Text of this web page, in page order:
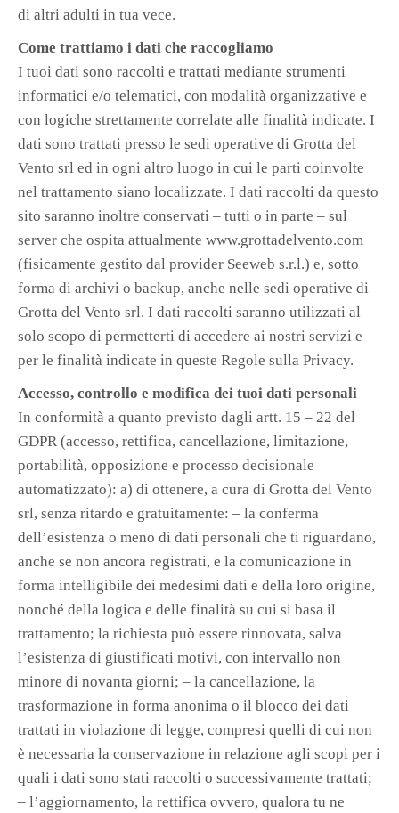
di altri adulti in tua vece.
Come trattiamo i dati che raccogliamo
I tuoi dati sono raccolti e trattati mediante strumenti
informatici e/o telematici, con modalità organizzative e
con logiche strettamente correlate alle finalità indicate. I
dati sono trattati presso le sedi operative di Grotta del
Vento srl ed in ogni altro luogo in cui le parti coinvolte
nel trattamento siano localizzate. I dati raccolti da questo
sito saranno inoltre conservati – tutti o in parte – sul
server che ospita attualmente www.grottadelvento.com
(fisicamente gestito dal provider Seeweb s.r.l.) e, sotto
forma di archivi o backup, anche nelle sedi operative di
Grotta del Vento srl. I dati raccolti saranno utilizzati al
solo scopo di permetterti di accedere ai nostri servizi e
per le finalità indicate in queste Regole sulla Privacy.
Accesso, controllo e modifica dei tuoi dati personali
In conformità a quanto previsto dagli artt. 15 – 22 del
GDPR (accesso, rettifica, cancellazione, limitazione,
portabilità, opposizione e processo decisionale
automatizzato): a) di ottenere, a cura di Grotta del Vento
srl, senza ritardo e gratuitamente: – la conferma
dell’esistenza o meno di dati personali che ti riguardano,
anche se non ancora registrati, e la comunicazione in
forma intelligibile dei medesimi dati e della loro origine,
nonché della logica e delle finalità su cui si basa il
trattamento; la richiesta può essere rinnovata, salva
l’esistenza di giustificati motivi, con intervallo non
minore di novanta giorni; – la cancellazione, la
trasformazione in forma anonima o il blocco dei dati
trattati in violazione di legge, compresi quelli di cui non
è necessaria la conservazione in relazione agli scopi per i
quali i dati sono stati raccolti o successivamente trattati;
– l’aggiornamento, la rettifica ovvero, qualora tu ne